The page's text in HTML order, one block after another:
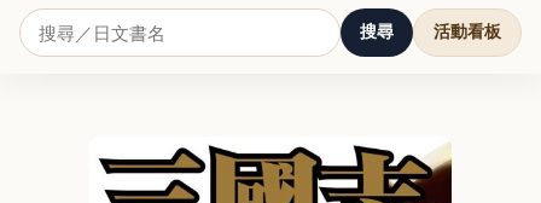
搜尋 活動看板